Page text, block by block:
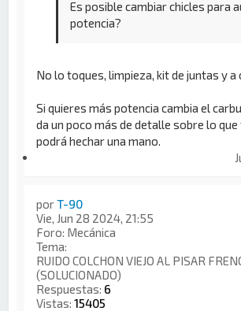
Es posible cambiar chicles para
potencia?
No lo toques, limpieza, kit de juntas y a
Si quieres más potencia cambia el
da un poco más de detalle sobre lo
podrá hechar una mano.
porT-90
Vie, Jun 28 2024, 21:55
Foro: Mecánica
Tema:
RUIDO COLCHON VIEJO AL PISAR
(SOLUCIONADO)
Respuestas: 6
Vistas:15405